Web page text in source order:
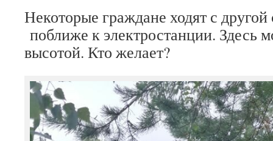
Некоторые граждане ходят с
поближе к электростанции. Здесь
высотой. Кто желает?